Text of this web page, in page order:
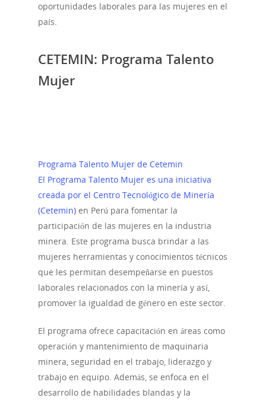
oportunidades laborales para las mujeres en el
país.
CETEMIN: Programa Talento
Mujer
Programa Talento Mujer de Cetemin
El Programa Talento Mujer es una iniciativa
creada por el Centro Tecnológico de Minería
(Cetemin) en Perú para fomentar la
participación de las mujeres en la industria
minera. Este programa busca brindar a las
mujeres herramientas y conocimientos técnicos
que les permitan desempeñarse en puestos
laborales relacionados con la minería y así,
promover la igualdad de género en este sector.
El programa ofrece capacitación en áreas como
operación y mantenimiento de maquinaria
minera, seguridad en el trabajo, liderazgo y
trabajo en equipo. Además, se enfoca en el
desarrollo de habilidades blandas y la